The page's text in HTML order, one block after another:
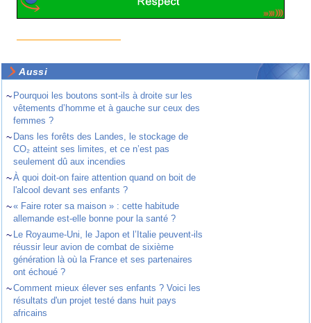
Aussi
~ Pourquoi les boutons sont-ils à droite sur les
vêtements d’homme et à gauche sur ceux des
femmes ?
~ Dans les forêts des Landes, le stockage de
CO₂ atteint ses limites, et ce n’est pas
seulement dû aux incendies
~À quoi doit-on faire attention quand on boit de
l'alcool devant ses enfants ?
~« Faire roter sa maison » : cette habitude
allemande est-elle bonne pour la santé ?
~ Le Royaume-Uni, le Japon et l’Italie peuvent-ils
réussir leur avion de combat de sixième
génération là où la France et ses partenaires
ont échoué ?
~Comment mieux élever ses enfants ? Voici les
résultats d'un projet testé dans huit pays
africains